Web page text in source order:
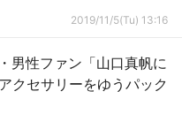
2019/11/5(Tu) 13:16
男性ファン「山口真帆に
クセサリーをゆうパック